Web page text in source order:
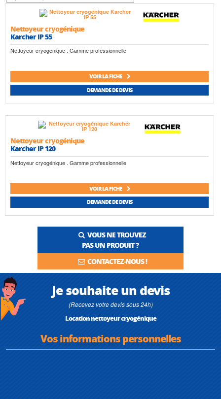
Nettoyeur cryogénique
Karcher IP 55
Nettoyeur cryogénique . Gamme professionnelle
VOIR LA FICHE
DEMANDE DE DEVIS
Nettoyeur cryogénique
Karcher IP 120
Nettoyeur cryogénique . Gamme professionnelle
VOIR LA FICHE
DEMANDE DE DEVIS
VOUS NE TROUVEZ
PAS UN PRODUIT ?
CONTACTEZ-NOUS !
Je souhaite un devis
(Recevez votre devis sous 24h)
Location nettoyeur cryogénique
Vos informations personnelles